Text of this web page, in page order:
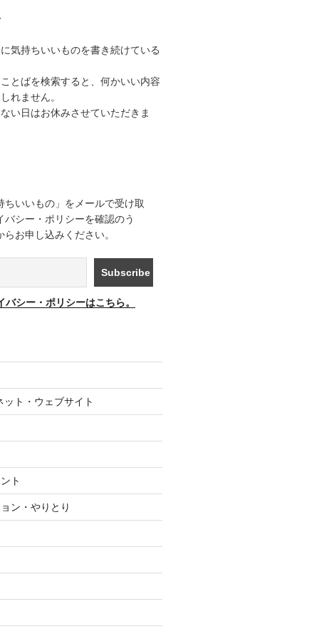
気持ちいいものを書き続けている
とばを検索すると、何かいい内容
れません。
い日はお休みさせていただきま
いいもの」をメールで受け取
バシー・ポリシーを確認のう
お申し込みください。
バシー・ポリシーはこちら。
ト・ウェブサイト
ト
ン・やりとり